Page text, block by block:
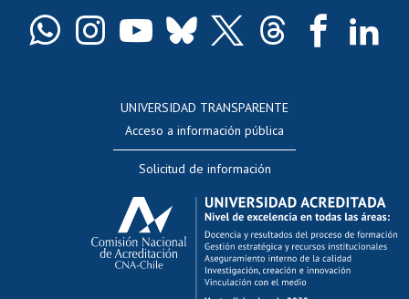
Docentes
Evaluación docente
Calificación académica
Postulación al AUCAI
Funcionarias/os
Cursos internos de capacitación
UNIVERSIDAD TRANSPARENTE
Acceso a información pública
Solicitud de información